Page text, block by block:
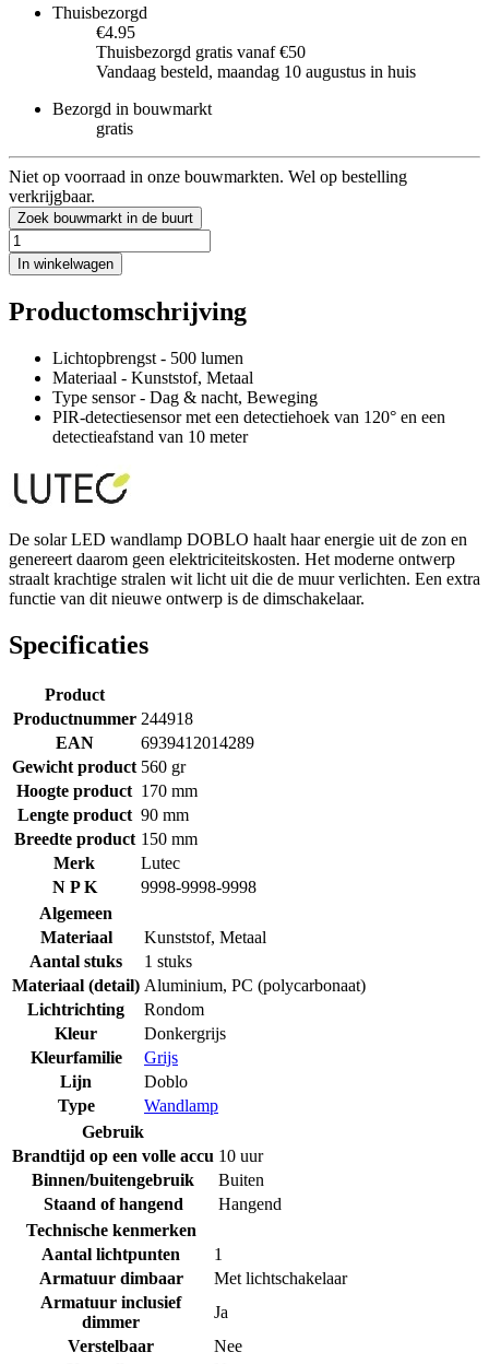
Thuisbezorgd
€4.95
Thuisbezorgd gratis vanaf €50
Vandaag besteld, maandag 10 augustus in huis
Bezorgd in bouwmarkt
gratis
Niet op voorraad in onze bouwmarkten. Wel op bestelling
verkrijgbaar.
Zoek bouwmarkt in de buurt
In winkelwagen
Productomschrijving
Lichtopbrengst - 500 lumen
Materiaal - Kunststof, Metaal
Type sensor - Dag & nacht, Beweging
PIR-detectiesensor met een detectiehoek van 120° en een
detectieafstand van 10 meter
De solar LED wandlamp DOBLO haalt haar energie uit de zon en
genereert daarom geen elektriciteitskosten. Het moderne ontwerp
straalt krachtige stralen wit licht uit die de muur verlichten. Een extra
functie van dit nieuwe ontwerp is de dimschakelaar.
Specificaties
Product
Productnummer 244918
EAN
6939412014289
Gewicht product 560 gr
Hoogte product 170 mm
Lengte product 90 mm
Breedte product 150 mm
Merk
Lutec
N P K
9998-9998-9998
Algemeen
Materiaal
Kunststof, Metaal
Aantal stuks
1 stuks
Materiaal (detail) Aluminium, PC (polycarbonaat)
Lichtrichting
Rondom
Kleur
Donkergrijs
Kleurfamilie
Grijs
Lijn
Doblo
Type
Wandlamp
Gebruik
Brandtijd op een volle accu 10 uur
Binnen/buitengebruik
Buiten
Staand of hangend
Hangend
Technische kenmerken
Aantal lichtpunten
1
Armatuur dimbaar
Met lichtschakelaar
Armatuur inclusief
dimmer
Ja
Verstelbaar
Nee